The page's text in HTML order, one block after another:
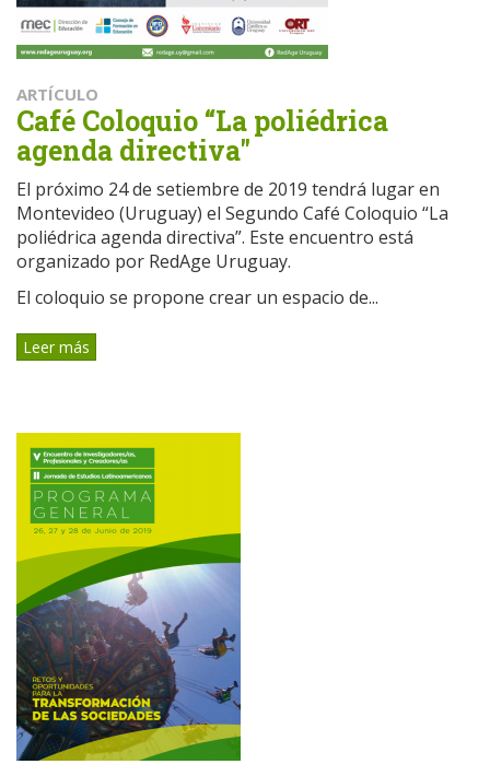
ARTÍCULO
Café Coloquio “La poliédrica
agenda directiva"
El próximo 24 de setiembre de 2019 tendrá lugar en
Montevideo (Uruguay) el Segundo Café Coloquio “La
poliédrica agenda directiva”. Este encuentro está
organizado por RedAge Uruguay.
El coloquio se propone crear un espacio de...
Leer más